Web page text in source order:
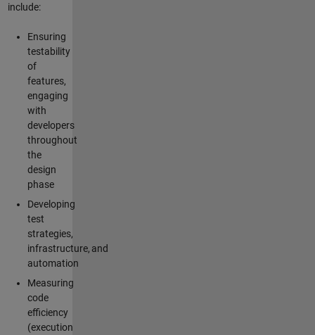
include:
Ensuring
testability
of
features,
engaging
with
developers
throughout
the
design
phase
Developing
test
strategies,
infrastructure, and
automation
Measuring
code
efficiency
(execution